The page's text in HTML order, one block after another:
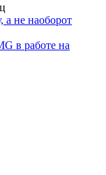
а не наоборот
в работе на